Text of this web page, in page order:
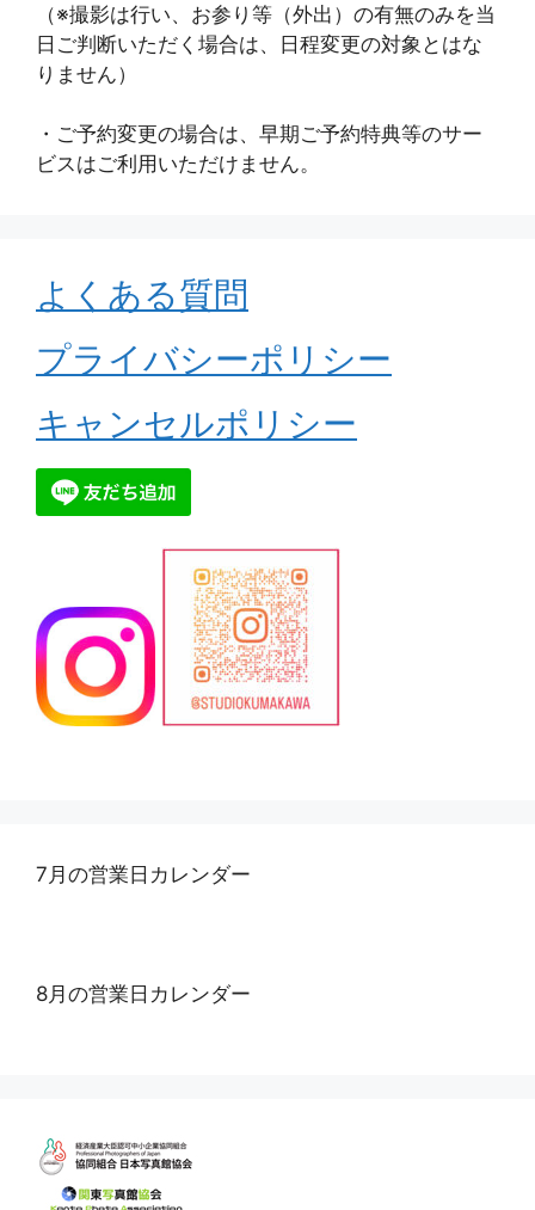
（※撮影は行い、お参り等（外出）の有無のみを当
日ご判断いただく場合は、日程変更の対象とはな
りません）
・ご予約変更の場合は、早期ご予約特典等のサー
ビスはご利用いただけません。
よくある質問
プライバシーポリシー
キャンセルポリシー
7月の営業日カレンダー
8月の営業日カレンダー